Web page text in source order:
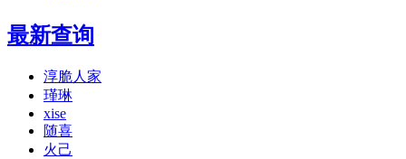
最新查询
淳脆人家
瑾琳
xise
随喜
火己